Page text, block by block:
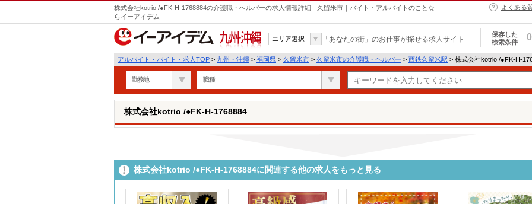
株式会社kotrio /●FK-H-1768884の介護職・ヘルパーの求人情報詳細 - 久留米市｜バイト・アルバイトのことな
らイーアイデム
よくある
九州・沖縄
エリア選択 「あなたの街」のお仕事が探せる求人サイト
保存した
検索条件
0
アルバイト・バイト・求人TOP > 九州・沖縄 > 福岡県 > 久留米市 > 久留米市の介護職・ヘルパー > 西鉄久留米駅 > 株式会社kotrio /●FK-H-
勤務地 職種
株式会社kotrio /●FK-H-1768884
株式会社kotrio /●FK-H-1768884に関連する他の求人をもっと見る